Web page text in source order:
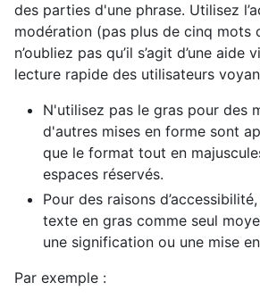
des parties d'une phrase. Utilisez
modération (pas plus de cinq mots
n’oubliez pas qu’il s’agit d’une aide
lecture rapide des utilisateurs
N'utilisez pas le gras pour des
d'autres mises en forme sont
que le format tout en
espaces réservés.
Pour des raisons
texte en gras comme seul
une signification ou une mise
Par exemple :